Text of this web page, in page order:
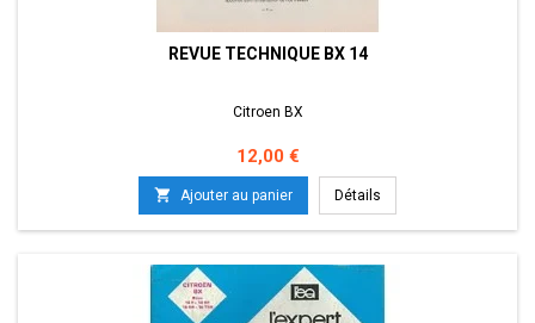
REVUE TECHNIQUE BX 14
Citroen BX
Prix
12,00 €
 Ajouter au panier Détails